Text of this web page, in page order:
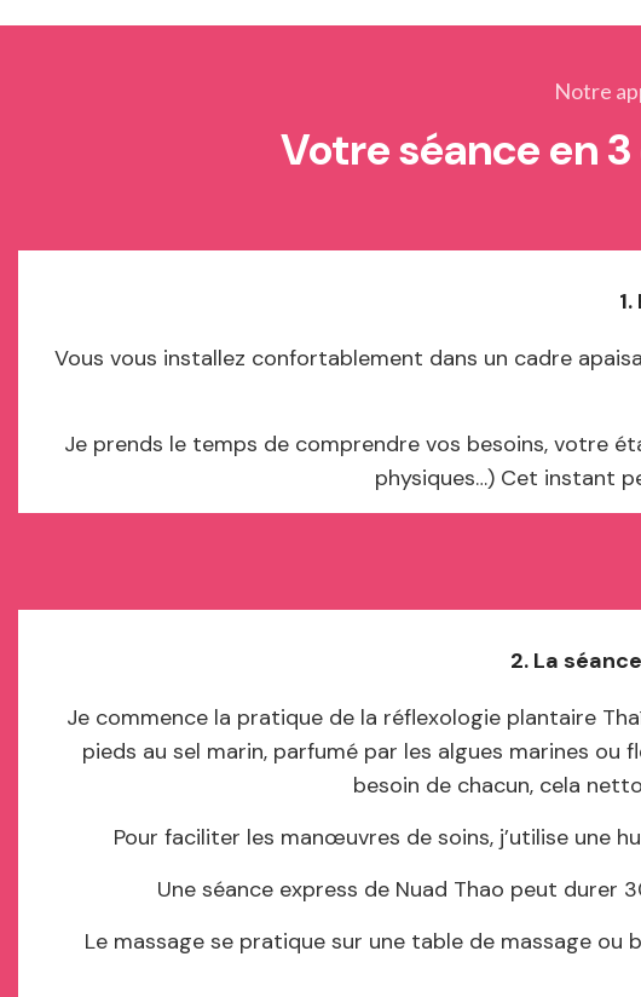
Notre
Votre séance en
Vous vous installez confortablement dans un cadre
Je prends le temps de comprendre vos besoins, votre
physiques…) Cet instant
2. La
Je commence la pratique de la réflexologie plantaire
pieds au sel marin, parfumé par les algues marines ou
besoin de chacun, cela
Pour faciliter les manœuvres de soins, j’utilise une
Une séance express de Nuad Thao peut durer
Le massage se pratique sur une table de massage